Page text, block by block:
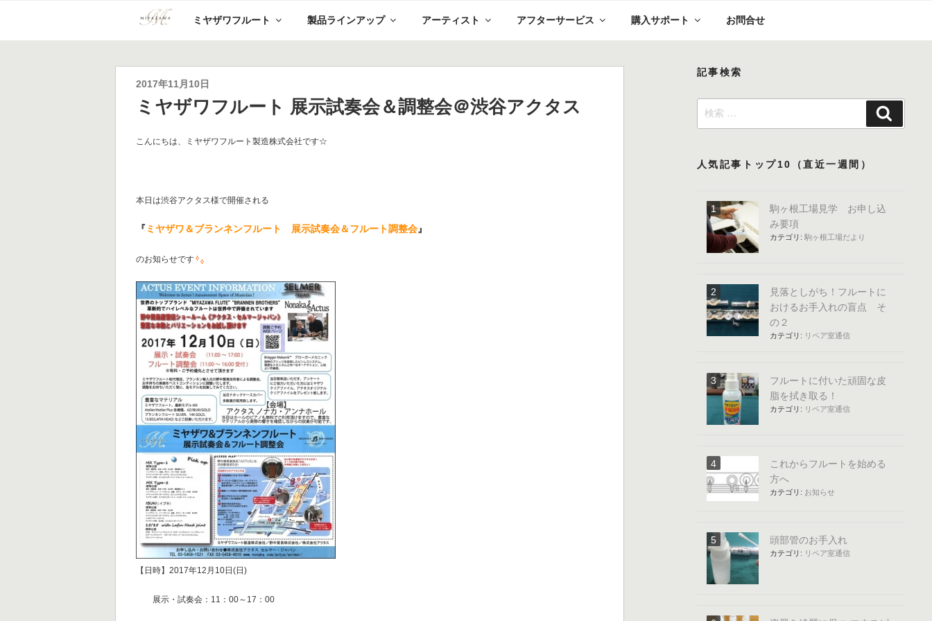
ミヤザワフルート 製品ラインアップ アーティスト アフターサービス 購入サポート お問合せ
投
稿
日:
2017年11月10日
ミヤザワフルート 展示試奏会＆調整会＠渋谷アクタス
こんにちは、ミヤザワフルート製造株式会社です☆
本日は渋谷アクタス様で開催される
『 ミヤザワ＆ブランネンフルート 展示試奏会＆フルート調整会』
のお知らせです
【日時】2017年12月10日(日)
展示・試奏会：11：00～17：00
記事検索
検
索:
索
人気記事トップ10（直近一週間）
駒ヶ根工場見学 お申し込
み要項
カテゴリ: 駒ヶ根工場だより
見落としがち！フルートに
おけるお手入れの盲点 そ
の２
カテゴリ: リペア室通信
フルートに付いた頑固な皮
脂を拭き取る！
カテゴリ: リペア室通信
これからフルートを始める
方へ
カテゴリ: お知らせ
頭部管のお手入れ
カテゴリ: リペア室通信